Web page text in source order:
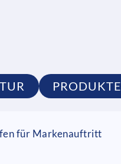
PRODUKTE
für Markenauftritt